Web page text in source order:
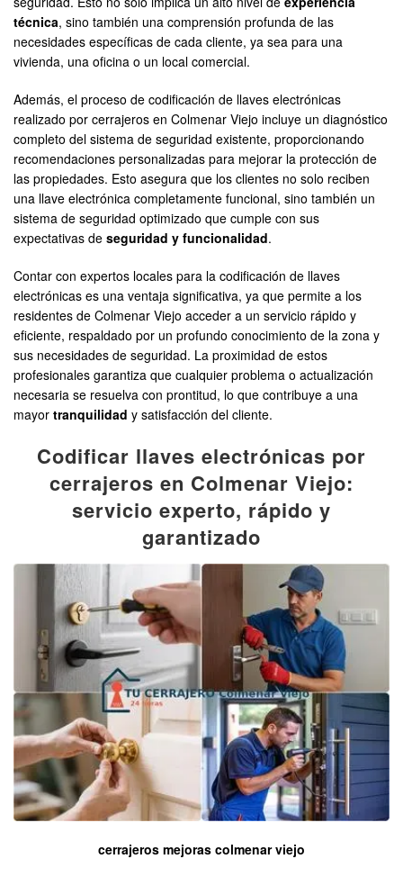
técnica, sino también una comprensión profunda de las
necesidades específicas de cada cliente, ya sea para una
vivienda, una oficina o un local comercial.
Además, el proceso de codificación de llaves electrónicas
realizado por cerrajeros en Colmenar Viejo incluye un diagnóstico
completo del sistema de seguridad existente, proporcionando
recomendaciones personalizadas para mejorar la protección de
las propiedades. Esto asegura que los clientes no solo reciben
una llave electrónica completamente funcional, sino también un
sistema de seguridad optimizado que cumple con sus
expectativas de seguridad y funcionalidad.
Contar con expertos locales para la codificación de llaves
electrónicas es una ventaja significativa, ya que permite a los
residentes de Colmenar Viejo acceder a un servicio rápido y
eficiente, respaldado por un profundo conocimiento de la zona y
sus necesidades de seguridad. La proximidad de estos
profesionales garantiza que cualquier problema o actualización
necesaria se resuelva con prontitud, lo que contribuye a una
mayor tranquilidad y satisfacción del cliente.
Codificar llaves electrónicas por
cerrajeros en Colmenar Viejo:
servicio experto, rápido y
garantizado
cerrajeros mejoras colmenar viejo